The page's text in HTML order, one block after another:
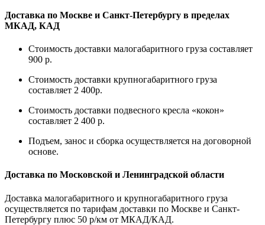
Доставка по Москве и Санкт-Петербургу в пределах
МКАД, КАД
Стоимость доставки малогабаритного груза составляет
900 р.
Стоимость доставки крупногабаритного груза
составляет 2 400р.
Стоимость доставки подвесного кресла «кокон»
составляет 2 400 р.
Подъем, занос и сборка осуществляется на договорной
основе.
Доставка по Московской и Ленинградской области
Доставка малогабаритного и крупногабаритного груза
осуществляется по тарифам доставки по Москве и Санкт-
Петербургу плюс 50 р/км от МКАД/КАД.